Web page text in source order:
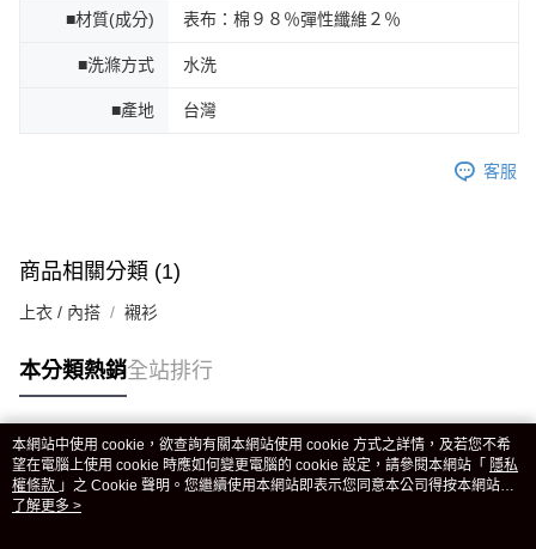
■材質(成分) 表布：棉９８％彈性纖維２％
■洗滌方式 水洗
■產地 台灣
客服
商品相關分類 (1)
上衣 / 內搭 襯衫
本分類熱銷全站排行
熱門標籤
本網站中使用 cookie，欲查詢有關本網站使用 cookie 方式之詳情，及若您不希
望在電腦上使用 cookie 時應如何變更電腦的 cookie 設定，請參閱本網站「 隱私
權條款 」之 Cookie 聲明。您繼續使用本網站即表示您同意本公司得按本網站使
用條款之 Cookie 聲明使用 cookie。
了解更多 >